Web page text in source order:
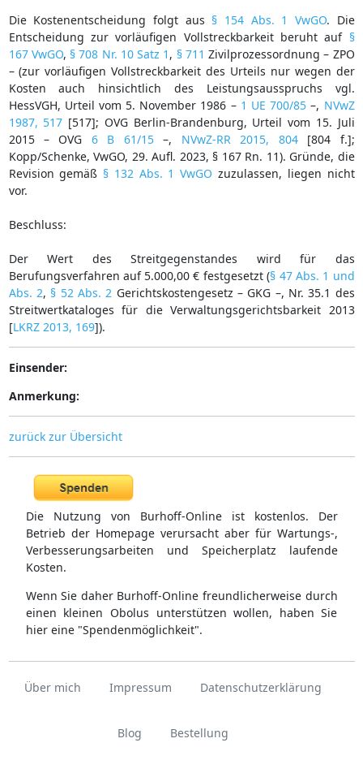
Die Kostenentscheidung folgt aus § 154 Abs. 1 VwGO. Die
Entscheidung zur vorläufigen Vollstreckbarkeit beruht auf §
167 VwGO, § 708 Nr. 10 Satz 1 , § 711 Zivilprozessordnung – ZPO
– (zur vorläufigen Vollstreckbarkeit des Urteils nur wegen der
Kosten auch hinsichtlich des Leistungsausspruchs vgl.
HessVGH, Urteil vom 5. November 1986 – 1 UE 700/85 –, NVwZ
1987, 517 [517]; OVG Berlin-Brandenburg, Urteil vom 15. Juli
2015 – OVG 6 B 61/15–, NVwZ-RR 2015, 804[804 f.];
Kopp/Schenke, VwGO, 29. Aufl. 2023, § 167 Rn. 11). Gründe, die
Revision gemäß § 132 Abs. 1 VwGO zuzulassen, liegen nicht
vor.
Beschluss:
Der Wert des Streitgegenstandes wird für das
Berufungsverfahren auf 5.000,00 € festgesetzt (§ 47 Abs. 1 und
Abs. 2, § 52 Abs. 2 Gerichtskostengesetz – GKG –, Nr. 35.1 des
Streitwertkataloges für die Verwaltungsgerichtsbarkeit 2013
[LKRZ 2013, 169]).
Einsender:
Anmerkung:
zurück zur Übersicht
Die Nutzung von Burhoff-Online ist kostenlos. Der
Betrieb der Homepage verursacht aber für Wartungs-,
Verbesserungsarbeiten und Speicherplatz laufende
Kosten.
Wenn Sie daher Burhoff-Online freundlicherweise durch
einen kleinen Obolus unterstützen wollen, haben Sie
hier eine "Spendenmöglichkeit".
Über mich Impressum Datenschutzerklärung
Blog Bestellung